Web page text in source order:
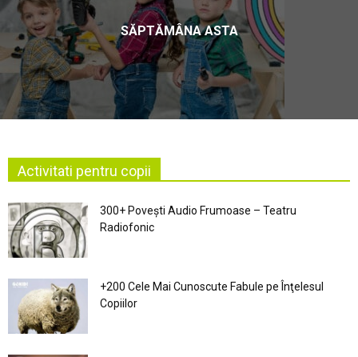
SĂPTĂMÂNA ASTA
Activitati pentru copii
300+ Povești Audio Frumoase – Teatru
Radiofonic
+200 Cele Mai Cunoscute Fabule pe Înţelesul
Copiilor